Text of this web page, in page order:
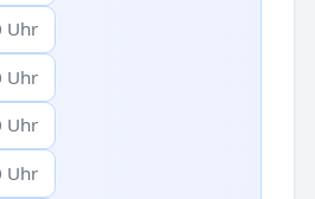
Uhr
Uhr
Uhr
Uhr